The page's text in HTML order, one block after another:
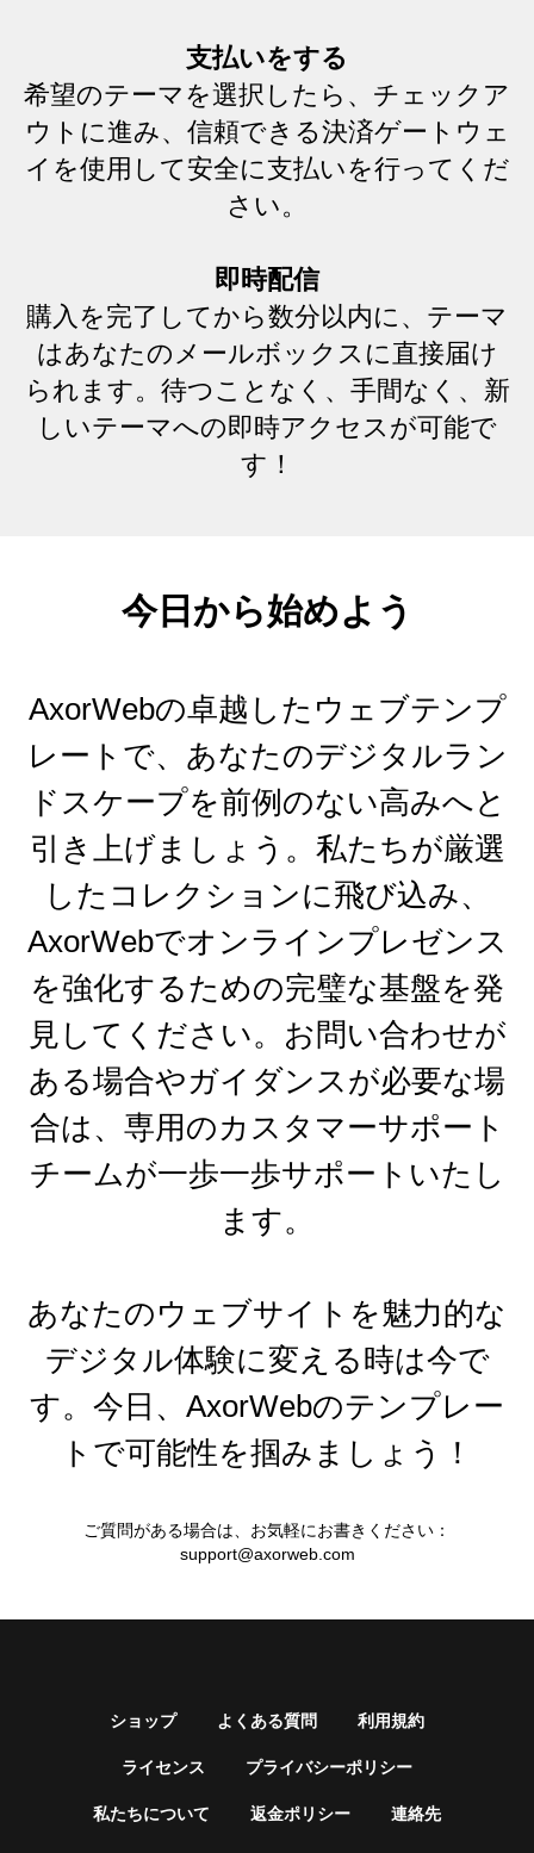
支払いをする
希望のテーマを選択したら、チェックア
ウトに進み、信頼できる決済ゲートウェ
イを使用して安全に支払いを行ってくだ
さい。
即時配信
購入を完了してから数分以内に、テーマ
はあなたのメールボックスに直接届け
られます。待つことなく、手間なく、新
しいテーマへの即時アクセスが可能で
す！
今日から始めよう
AxorWebの卓越したウェブテンプ
レートで、あなたのデジタルラン
ドスケープを前例のない高みへと
引き上げましょう。私たちが厳選
したコレクションに飛び込み、
AxorWebでオンラインプレゼンス
を強化するための完璧な基盤を発
見してください。お問い合わせが
ある場合やガイダンスが必要な場
合は、専用のカスタマーサポート
チームが一歩一歩サポートいたし
ます。
あなたのウェブサイトを魅力的な
デジタル体験に変える時は今で
す。今日、AxorWebのテンプレー
トで可能性を掴みましょう！
ご質問がある場合は、お気軽にお書きください：
support@axorweb.com
ショップ よくある質問 利用規約
ライセンス プライバシーポリシー
私たちについて 返金ポリシー 連絡先